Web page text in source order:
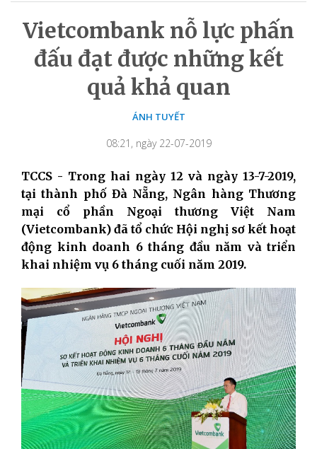
Vietcombank nỗ lực phấn
đấu đạt được những kết
quả khả quan
ÁNH TUYẾT
08:21, ngày 22-07-2019
TCCS - Trong hai ngày 12 và ngày 13-7-2019,
tại thành phố Đà Nẵng, Ngân hàng Thương
mại cổ phần Ngoại thương Việt Nam
(Vietcombank) đã tổ chức Hội nghị sơ kết hoạt
động kinh doanh 6 tháng đầu năm và triển
khai nhiệm vụ 6 tháng cuối năm 2019.